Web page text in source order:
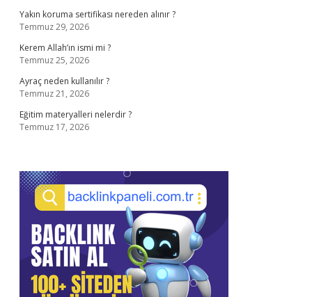
Yakın koruma sertifikası nereden alınır ?
Temmuz 29, 2026
Kerem Allah’ın ismi mi ?
Temmuz 25, 2026
Ayraç neden kullanılır ?
Temmuz 21, 2026
Eğitim materyalleri nelerdir ?
Temmuz 17, 2026